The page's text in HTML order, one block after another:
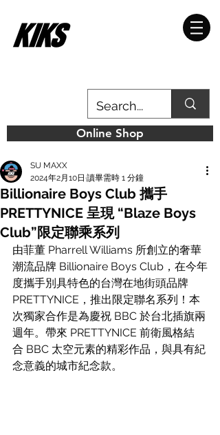
Online Shop
Billionaire Boys Club 攜手
PRETTYNICE 呈現 “Blaze Boys
Club”限定聯乘系列
SU MAXX
2024年2月10日 讀畢需時 1 分鐘
由菲董 Pharrell Williams 所創立的奢華
潮流品牌 Billionaire Boys Club，在今年
度攜手別具特色的台灣在地街頭品牌
PRETTYNICE，推出限定聯名系列！本
次獨家合作是為慶祝 BBC 於台北插旗兩
週年。帶來 PRETTYNICE 前衛風格結
合 BBC 太空元素的精彩作品，與具有紀
念意義的城市紀念款。